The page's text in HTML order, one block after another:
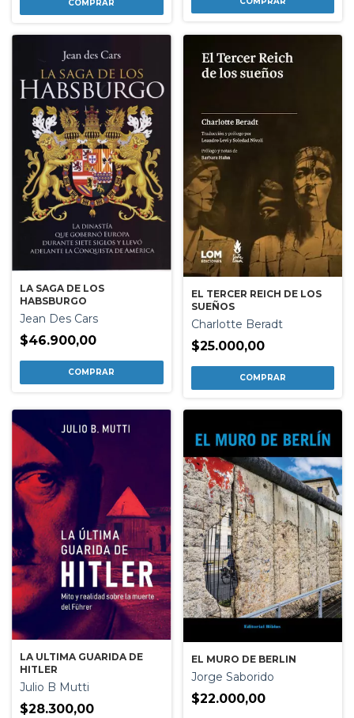
LA SAGA DE LOS
HABSBURGO
Jean Des Cars
$46.900,00
EL TERCER REICH DE LOS
SUEÑOS
Charlotte Beradt
$25.000,00
LA ULTIMA GUARIDA DE
HITLER
Julio B Mutti
$28.300,00
EL MURO DE BERLIN
Jorge Saborido
$22.000,00